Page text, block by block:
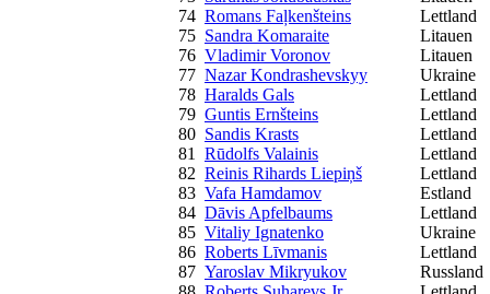
74 Romans Faļkenšteins
Lettland
75 Sandra Komaraite
Litauen
76 Vladimir Voronov
Litauen
77 Nazar Kondrashevskyy
Ukraine
78 Haralds Gals
Lettland
79 Guntis Ernšteins
Lettland
80 Sandis Krasts
Lettland
81
Rūdolfs Valainis
Lettland
82 Reinis Rihards Liepiņš
Lettland
83 Vafa Hamdamov
Estland
84 Dāvis Apfelbaums
Lettland
85 Vitaliy Ignatenko
Ukraine
86 Roberts Līvmanis
Lettland
87 Yaroslav Mikryukov
Russland